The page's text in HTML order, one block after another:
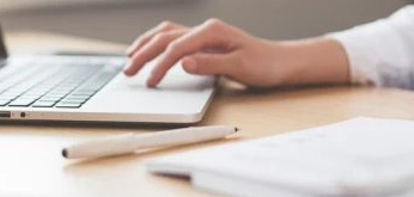
Гендиректор
Юрий
Архитектурный код
земли. Мощение